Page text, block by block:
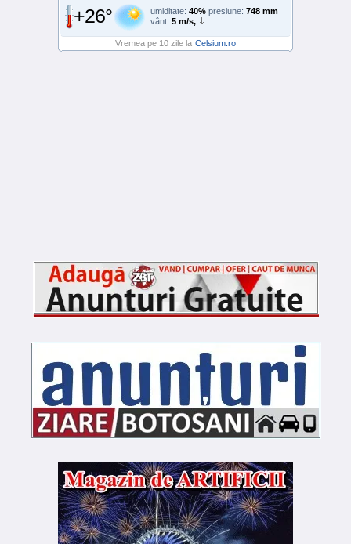
+26° umiditate: 40% presiune: 748 mm
vânt: 5 m/s,
Vremea pe 10 zile la Celsium.ro